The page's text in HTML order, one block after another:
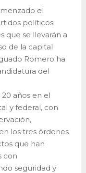
el
políticos
que se llevarán a
de la capital
Romero ha
del
años en el
y federal, con
los tres órdenes
que han
con
seguridad y